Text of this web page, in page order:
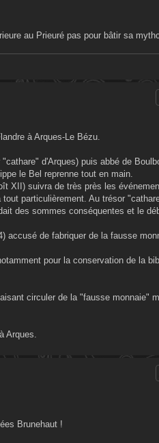
au Prieuré pas pour bâtir sa
à Arques-Le Bézu.
d'Arques) puis abbé de
le Bel reprenne tout en main.
XII) suivra de très près les
particulièrement. Au trésor
des sommes conséquentes et le
accusé de fabriquer de la fausse
pour la conservation de la
circuler de la "fausse monnaie"
Arques.
Brunehaut !